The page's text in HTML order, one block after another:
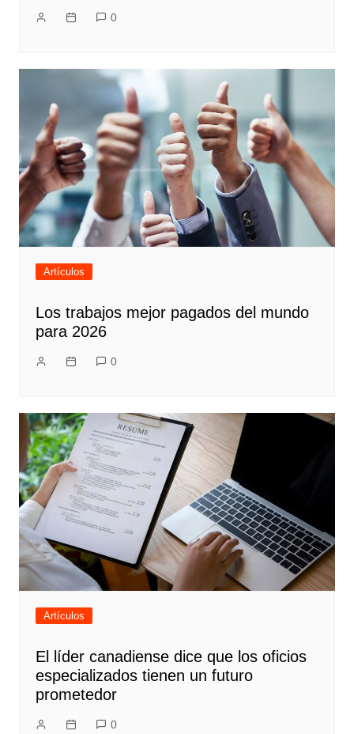
0
Artículos
Los trabajos mejor pagados del mundo
para 2026
0
Artículos
El líder canadiense dice que los oficios
especializados tienen un futuro
prometedor
0